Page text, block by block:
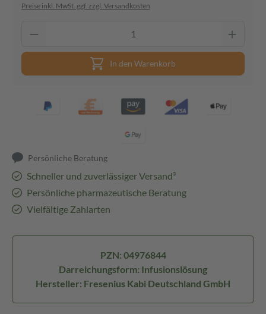
Preise inkl. MwSt. ggf. zzgl. Versandkosten
In den Warenkorb
Persönliche Beratung
Schneller und zuverlässiger Versand³
Persönliche pharmazeutische Beratung
Vielfältige Zahlarten
PZN: 04976844
Darreichungsform: Infusionslösung
Hersteller: Fresenius Kabi Deutschland GmbH